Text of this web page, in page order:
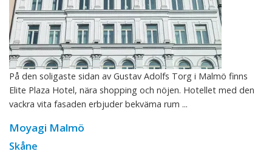
På den soligaste sidan av Gustav Adolfs Torg i Malmö finns
Elite Plaza Hotel, nära shopping och nöjen. Hotellet med den
vackra vita fasaden erbjuder bekväma rum ...
Moyagi Malmö
Skåne